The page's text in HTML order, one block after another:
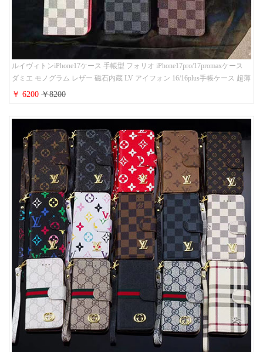
ルイヴィトンiPhone17ケース 手帳型 フォリオ iPhone17pro/17promaxケース
ダミエ モノグラム レザー 磁石内蔵 LV アイフォン 16/16plus手帳ケース 超薄
ビジネス風 メンズ レディース おしゃれ ブランドiphone15/14/13手帳型スマ
ホケース お 揃い
￥ 6200￥8200